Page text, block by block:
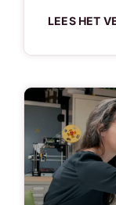
LEES HET